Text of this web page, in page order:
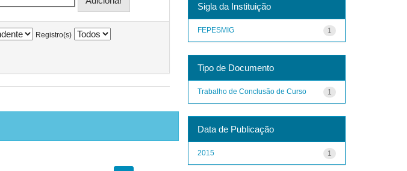
Registro(s)
Sigla da Instituição
1
FEPESMIG
Tipo de Documento
1
Trabalho de Conclusão de Curso
Data de Publicação
1
2015